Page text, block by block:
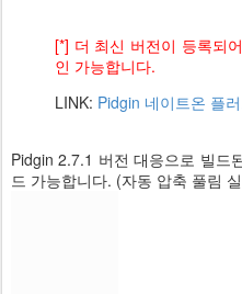
[*] 더 최신 버전이 등록되
인 가능합니다.
LINK: Pidgin 네이트온 플
Pidgin 2.7.1 버전 대응으로 빌드
드 가능합니다. (자동 압축 풀림